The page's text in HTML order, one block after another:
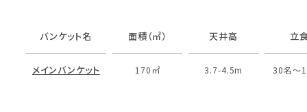
バンケット名 面積（㎡） 天井高 立
メインバンケット 170㎡ 3.7-4.5m 30名〜